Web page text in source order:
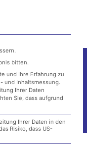
Events
bitten.
und Ihre Erfahrung zu
und Inhaltsmessung.
Ihrer Daten
Sie, dass aufgrund
Ihrer Daten in den
Risiko, dass US-